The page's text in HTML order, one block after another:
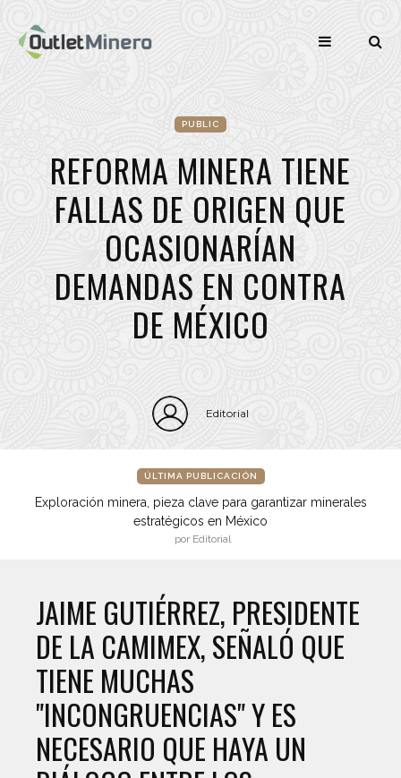
PUBLIC
REFORMA MINERA TIENE
FALLAS DE ORIGEN QUE
OCASIONARÍAN
DEMANDAS EN CONTRA
DE MÉXICO
Editorial
ÚLTIMA PUBLICACIÓN
Exploración minera, pieza clave para garantizar minerales
estratégicos en México
por Editorial
JAIME GUTIÉRREZ, PRESIDENTE
DE LA CAMIMEX, SEÑALÓ QUE
TIENE MUCHAS
"INCONGRUENCIAS" Y ES
NECESARIO QUE HAYA UN